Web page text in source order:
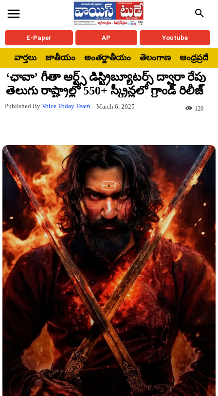
E-Paper AP Youtube
వార్తలు జాతీయం అంతర్జాతీయం తెలంగాణ ఆంధ్రప్రదేశ్
‘ఛావా’ గీతా ఆర్ట్స్ డిస్ట్రిబ్యూటర్స్ ద్వారా రేపు
తెలుగు రాష్ట్రాల్లో 550+ స్క్రీన్లలో గ్రాండ్ రిలీజ్
Published By Voice Today Team March 6, 2025 120